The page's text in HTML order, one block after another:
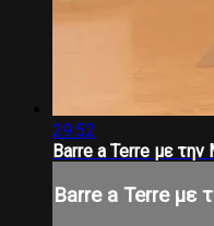
29:52
Barre a Terre με
Barre a Terre με